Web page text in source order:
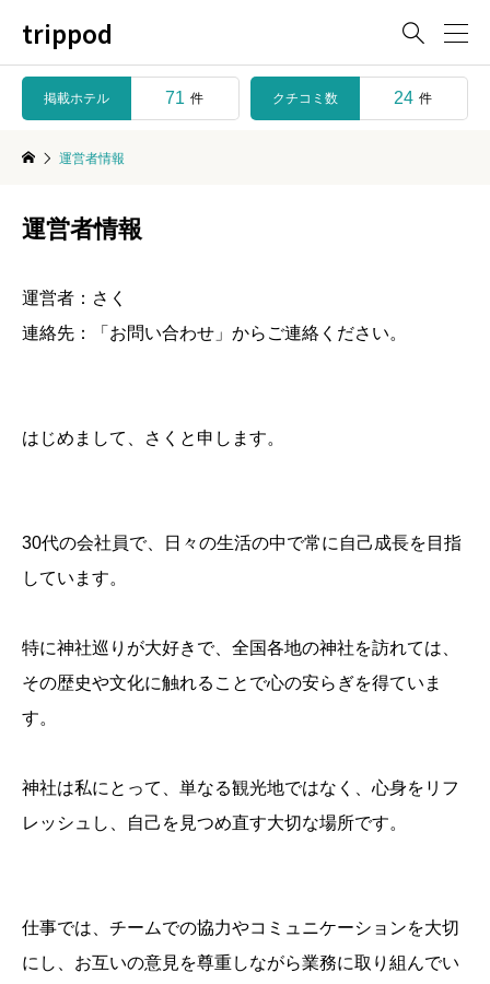
trippod 
掲載ホテル 71 件 クチコミ数 24 件
運営者情報
運営者情報
運営者：さく
連絡先：「 お問い合わせ 」からご連絡ください。
はじめまして、さくと申します。
30代の会社員で、日々の生活の中で常に自己成長を目指
しています。
特に神社巡りが大好きで、全国各地の神社を訪れては、
その歴史や文化に触れることで心の安らぎを得ていま
す。
神社は私にとって、単なる観光地ではなく、心身をリフ
レッシュし、自己を見つめ直す大切な場所です。
仕事では、チームでの協力やコミュニケーションを大切
にし、お互いの意見を尊重しながら業務に取り組んでい